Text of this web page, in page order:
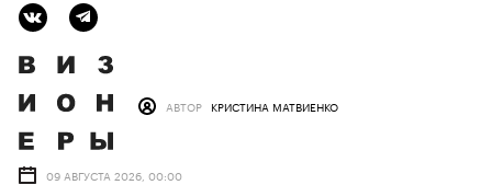
АВТОР КРИСТИНА МАТВИЕНКО
09 АВГУСТА 2026, 00:00